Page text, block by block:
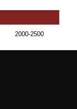
2000-2500